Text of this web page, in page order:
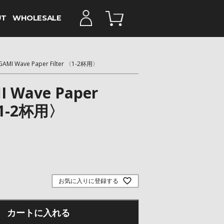
WHOLESALE
Wave Paper Filter 〈1-2杯用〉
Wave Paper
杯用〉
お気に入りに登録する
カートに入れる